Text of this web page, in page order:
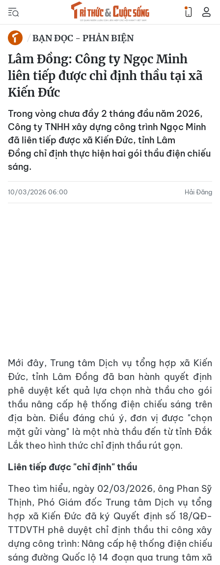
BẠN ĐỌC - PHẢN BIỆN
Lâm Đồng: Công ty Ngọc Minh
liên tiếp được chỉ định thầu tại xã
Kiến Đức
Trong vòng chưa đầy 2 tháng đầu năm 2026,
Công ty TNHH xây dựng công trình Ngọc Minh
đã liên tiếp được xã Kiến Đức, tỉnh Lâm
Đồng chỉ định thực hiện hai gói thầu điện chiếu
sáng.
10/03/2026 06:00 Hải Đăng
Mới đây, Trung tâm Dịch vụ tổng hợp xã Kiến
Đức, tỉnh Lâm Đồng đã ban hành quyết định
phê duyệt kết quả lựa chọn nhà thầu cho gói
thầu nâng cấp hệ thống điện chiếu sáng trên
địa bàn. Điều đáng chú ý, đơn vị được "chọn
mặt gửi vàng" là một nhà thầu đến từ tỉnh Đắk
Lắk theo hình thức chỉ định thầu rút gọn.
Liên tiếp được "chỉ định" thầu
Theo tìm hiểu, ngày 02/03/2026, ông Phan Sỹ
Thịnh, Phó Giám đốc Trung tâm Dịch vụ tổng
hợp xã Kiến Đức đã ký Quyết định số 18/QĐ-
TTDVTH phê duyệt chỉ định thầu thi công xây
dựng công trình: Nâng cấp hệ thống điện chiếu
sáng đường Quốc lộ 14 đoạn qua trung tâm xã